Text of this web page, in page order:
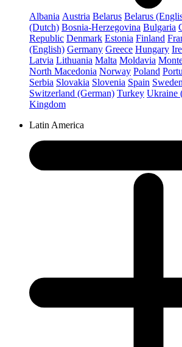
Albania Austria Belarus Belarus
(Dutch) Bosnia-Herzegovina Bulgaria
Republic Denmark Estonia Finland
(English) Germany Greece Hungary
Latvia Lithuania Malta Moldavia
North Macedonia Norway Poland
Serbia Slovakia Slovenia Spain Sweden
Switzerland (German) Turkey Ukraine
Kingdom
Latin America